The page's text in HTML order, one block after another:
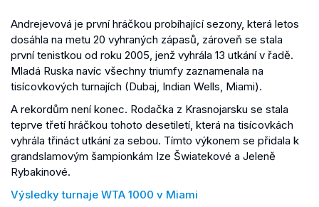
Andrejevová je první hráčkou probíhající sezony, která letos
dosáhla na metu 20 vyhraných zápasů, zároveň se stala
první tenistkou od roku 2005, jenž vyhrála 13 utkání v řadě.
Mladá Ruska navíc všechny triumfy zaznamenala na
tisícovkových turnajích (Dubaj, Indian Wells, Miami).
A rekordům není konec. Rodačka z Krasnojarsku se stala
teprve třetí hráčkou tohoto desetiletí, která na tisícovkách
vyhrála třináct utkání za sebou. Tímto výkonem se přidala k
grandslamovým šampionkám Ize Šwiatekové a Jeleně
Rybakinové.
Výsledky turnaje WTA 1000 v Miami